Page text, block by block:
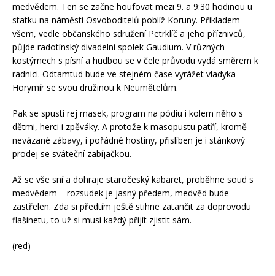
medvědem. Ten se začne houfovat mezi 9. a 9:30 hodinou u
statku na náměstí Osvoboditelů poblíž Koruny. Příkladem
všem, vedle občanského sdružení Petrklíč a jeho příznivců,
půjde radotínský divadelní spolek Gaudium. V různých
kostýmech s písní a hudbou se v čele průvodu vydá směrem k
radnici. Odtamtud bude ve stejném čase vyrážet vladyka
Horymír se svou družinou k Neumětelům.
Pak se spustí rej masek, program na pódiu i kolem něho s
dětmi, herci i zpěváky. A protože k masopustu patří, kromě
nevázané zábavy, i pořádné hostiny, přislíben je i stánkový
prodej se sváteční zabíjačkou.
Až se vše sní a dohraje staročeský kabaret, proběhne soud s
medvědem – rozsudek je jasný předem, medvěd bude
zastřelen. Zda si předtím ještě stihne zatančit za doprovodu
flašinetu, to už si musí každý přijít zjistit sám.
(red)